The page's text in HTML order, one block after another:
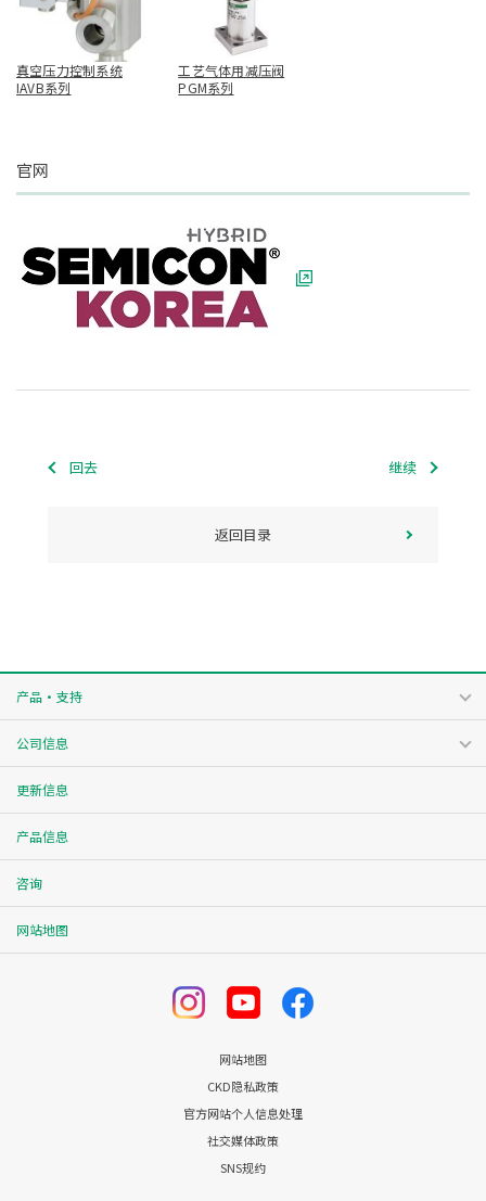
真空压力控制系统
IAVB系列
工艺气体用减压阀
PGM系列
官网
回去 继续
返回目录
产品・支持
公司信息
更新信息
产品信息
咨询
网站地图
网站地图
CKD隐私政策
官方网站个人信息处理
社交媒体政策
SNS规约